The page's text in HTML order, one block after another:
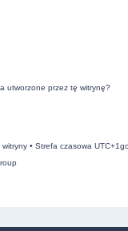
utworzone przez tę witrynę?
witryny• Strefa czasowa